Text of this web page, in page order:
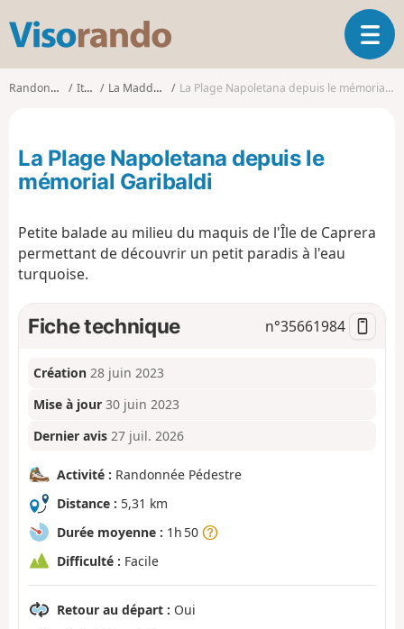
s
o
d
o
O
u
v
t
o
Randonnées Italie La Maddalena La Plage Napoletana depuis le mémorial Garibaldi
La Plage Napoletana depuis le
mémorial Garibaldi
Petite balade au milieu du maquis de l'Île de Caprera
permettant de découvrir un petit paradis à l'eau
turquoise.
Fiche technique n°35661984
Création 28 juin 2023
Mise à jour 30 juin 2023
Dernier avis 27 juil. 2026
Activité : Randonnée Pédestre
Distance : 5,31 km
Durée moyenne : 1h 50
Difficulté : Facile
Retour au départ : Oui